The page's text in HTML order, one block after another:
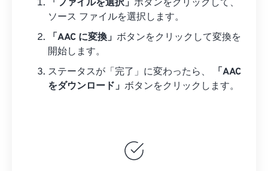
「ファイルを選択」 ボタンをクリックして、
ソース ファイルを選択します。
「AAC に変換」 ボタンをクリックして変換を
開始します。
ステータスが「完了」に変わったら、
「AAC
をダウンロード」 ボタンをクリックします。